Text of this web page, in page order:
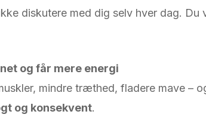
diskutere med dig selv hver dag.
og får mere energi
mindre træthed, fladere mave –
og konsekvent.